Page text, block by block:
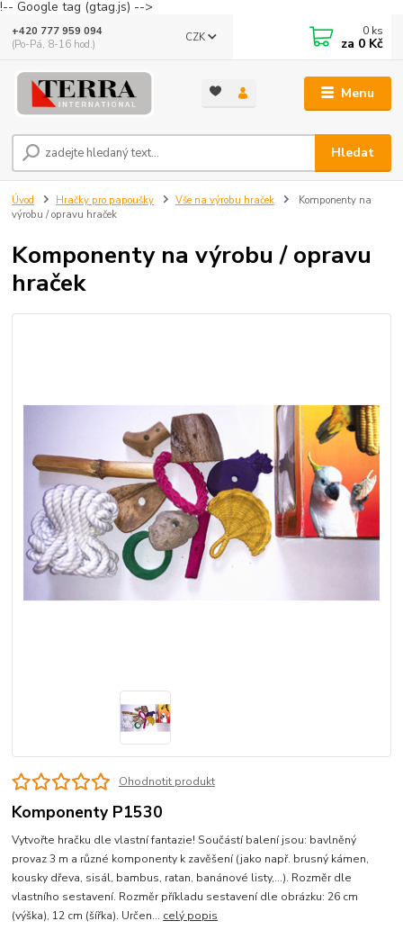
!-- Google tag (gtag.js) -->
Menu
CZK
Hledat
+420 777 959 094
(Po-Pá, 8-16 hod.)
0 ks
za 0 Kč
Úvod Hračky pro papoušky Vše na výrobu hraček
Komponenty na
výrobu / opravu hraček
Komponenty na výrobu / opravu
hraček
Ohodnotit produkt
Komponenty P1530
Vytvořte hračku dle vlastní fantazie! Součástí balení jsou: bavlněný
provaz 3 m a různé komponenty k zavěšení (jako např. brusný kámen,
kousky dřeva, sisál, bambus, ratan, banánové listy,...). Rozměr dle
vlastního sestavení. Rozměr příkladu sestavení dle obrázku: 26 cm
(výška), 12 cm (šířka). Určen... celý popis